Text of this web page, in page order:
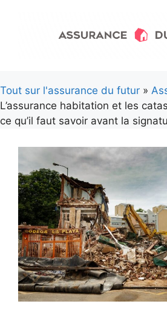
Tout sur l'assurance du futur »
L’assurance habitation et les
ce qu’il faut savoir avant la